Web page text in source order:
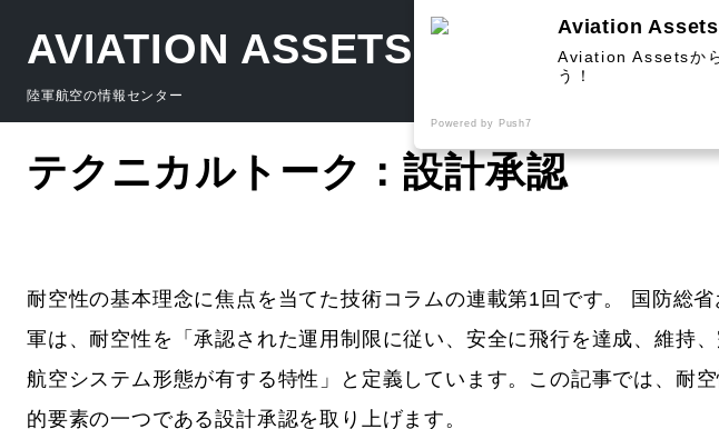
AVIATION ASSETS
陸軍航空の情報センター
テクニカルトーク：設計承認
耐空性の基本理念に焦点を当てた技術コラムの連載第1回です。 国防総省
軍は、耐空性を「承認された運用制限に従い、安全に飛行を達成、維持
航空システム形態が有する特性」と定義しています。この記事では、耐
的要素の一つである設計承認を取り上げます。
Aviation Assets
Aviation Assetsか
う！
Powered by Push7